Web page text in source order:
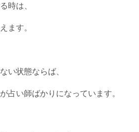
時は、
ます。
い状態ならば、
占い師ばかりになっています。